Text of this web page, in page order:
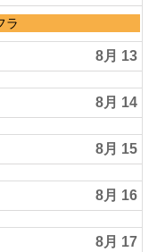
ラ
8月 13
8月 14
8月 15
8月 16
8月 17